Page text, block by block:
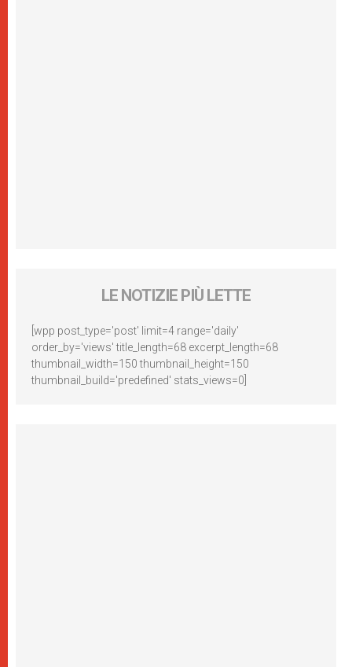
LE NOTIZIE PIÙ LETTE
[wpp post_type='post' limit=4 range='daily'
order_by='views' title_length=68 excerpt_length=68
thumbnail_width=150 thumbnail_height=150
thumbnail_build='predefined' stats_views=0]